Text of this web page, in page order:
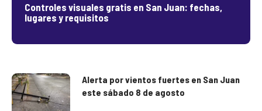
Controles visuales gratis en San Juan: fechas,
lugares y requisitos
Alerta por vientos fuertes en San Juan
este sábado 8 de agosto